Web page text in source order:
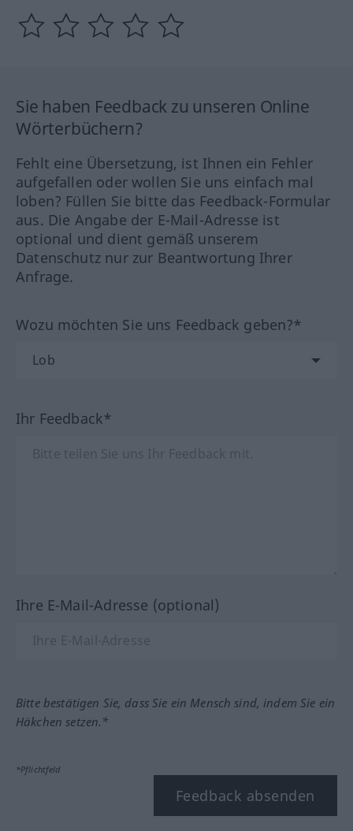
Sie haben Feedback zu unseren Online
Wörterbüchern?
Fehlt eine Übersetzung, ist Ihnen ein Fehler
aufgefallen oder wollen Sie uns einfach mal
loben? Füllen Sie bitte das Feedback-Formular
aus. Die Angabe der E-Mail-Adresse ist
optional und dient gemäß unserem
Datenschutz nur zur Beantwortung Ihrer
Anfrage.
Wozu möchten Sie uns Feedback geben?*
Ihr Feedback*
Ihre E-Mail-Adresse (optional)
Bitte bestätigen Sie, dass Sie ein Mensch sind, indem Sie ein
Häkchen setzen.*
*Pflichtfeld
Feedback absenden